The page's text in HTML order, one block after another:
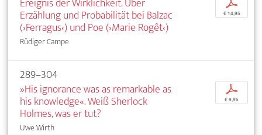
Erzählung und Probabilität bei Balzac
(›Ferragus‹) und Poe (›Marie Rogêt‹)
Rüdiger Campe
p
€ 14,95
289–304
»His ignorance was as remarkable as
his knowledge«. Weiß Sherlock
Holmes, was er tut?
Uwe Wirth
p
€ 9,95